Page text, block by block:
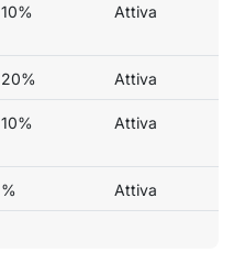
10% Attiva
20% Attiva
10% Attiva
% Attiva